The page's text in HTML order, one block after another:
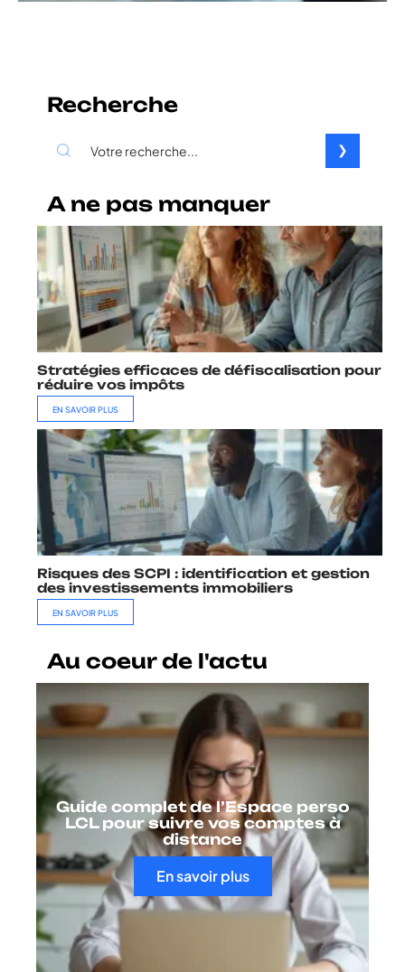
Recherche
A ne pas manquer
Stratégies efficaces de défiscalisation pour
réduire vos impôts
EN SAVOIR PLUS
Risques des SCPI : identification et gestion
des investissements immobiliers
EN SAVOIR PLUS
Au coeur de l'actu
Guide complet de l’Espace perso
LCL pour suivre vos comptes à
distance
En savoir plus